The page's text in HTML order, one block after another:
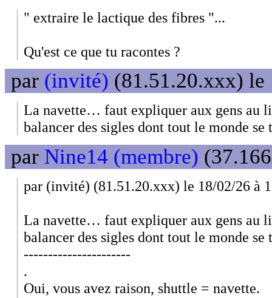
" extraire le lactique des fibres "...
Qu'est ce que tu racontes ?
par (invité) (81.51.20.xxx) le
La navette… faut expliquer aux gens au
balancer des sigles dont tout le monde se
par Nine14 (membre)
par (invité) (81.51.20.xxx) le 18/02/26 à
La navette… faut expliquer aux gens au
balancer des sigles dont tout le monde se
----------------------
.
Oui, vous avez raison, shuttle = navette.